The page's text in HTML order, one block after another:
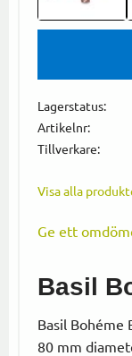
Lagerstatus
Artikelnr
Tillverkare
Visa alla
Ge ett
Basil
Basil Bohéme
80 mm